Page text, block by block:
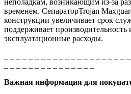
временем. СепараторTrojan
конструкции увеличивает срок
поддерживает
эксплуатационные расходы.
Важная информация для